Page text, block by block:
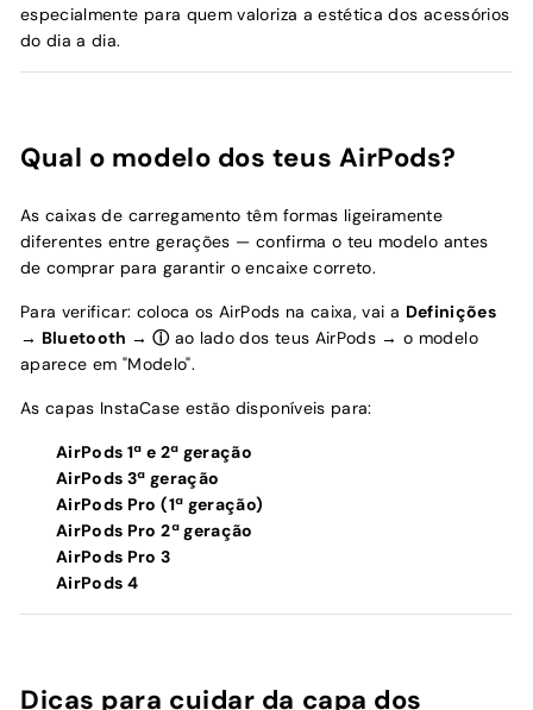
especialmente para quem valoriza a estética dos acessórios
do dia a dia.
Qual o modelo dos teus AirPods?
As caixas de carregamento têm formas ligeiramente
diferentes entre gerações — confirma o teu modelo antes
de comprar para garantir o encaixe correto.
Para verificar: coloca os AirPods na caixa, vai a Definições
→ Bluetooth → ⓘao lado dos teus AirPods → o modelo
aparece em "Modelo".
As capas InstaCase estão disponíveis para:
AirPods 1ª e 2ª geração
AirPods 3ª geração
AirPods Pro (1ª geração)
AirPods Pro 2ª geração
AirPods Pro 3
AirPods 4
Dicas para cuidar da capa dos